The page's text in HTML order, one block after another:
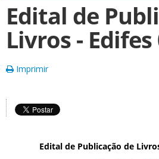
Edital de
Livros -
Imprimir
Edital de Publicação de